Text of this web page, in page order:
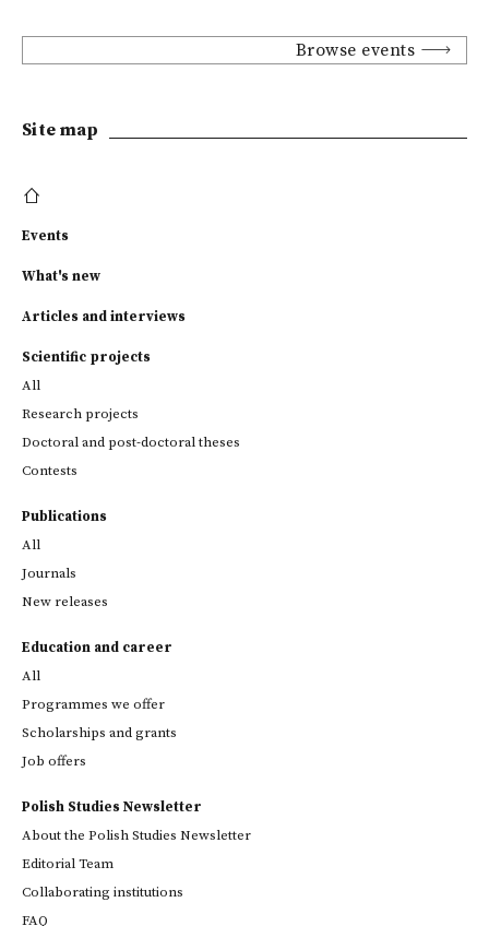
Browse events
Site map
Events
What's new
Articles and interviews
Scientific projects
All
Research projects
Doctoral and post-doctoral theses
Contests
Publications
All
Journals
New releases
Education and career
All
Programmes we offer
Scholarships and grants
Job offers
Polish Studies Newsletter
About the Polish Studies Newsletter
Editorial Team
Collaborating institutions
FAQ